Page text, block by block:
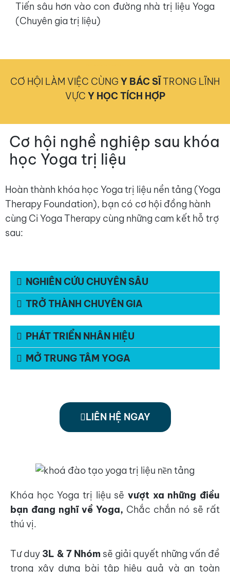
Tiến sâu hơn vào con đường nhà trị liệu Yoga
(Chuyên gia trị liệu)
CƠ HỘI LÀM VIỆC CÙNG Y BÁC SĨ TRONG LĨNH
VỰC Y HỌC TÍCH HỢP
Cơ hội nghề nghiệp sau khóa
học Yoga trị liệu
Hoàn thành khóa học Yoga trị liệu nền tảng (Yoga
Therapy Foundation), bạn có cơ hội đồng hành
cùng Ci Yoga Therapy cùng những cam kết hỗ trợ
sau:
NGHIÊN CỨU CHUYÊN SÂU
TRỞ THÀNH CHUYÊN GIA
PHÁT TRIỂN NHÂN HIỆU
MỞ TRUNG TÂM YOGA
LIÊN HỆ NGAY
Khóa học Yoga trị liệu sẽ vượt xa những điều
bạn đang nghĩ về Yoga, Chắc chắn nó sẽ rất
thú vị.
Tư duy 3L & 7 Nhóm sẽ giải quyết những vấn đề
trong xây dựng bài tập hiệu quả và an toàn